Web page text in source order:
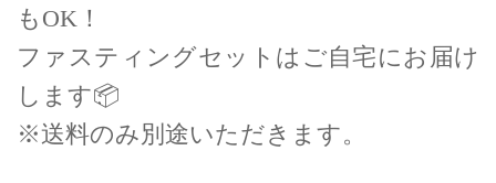
もOK！
ファスティングセットはご自宅にお届け
します📦
※送料のみ別途いただきます。